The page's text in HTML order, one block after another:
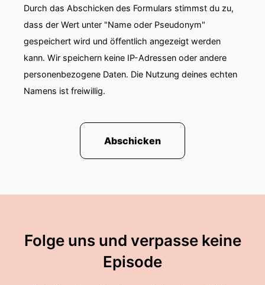
Durch das Abschicken des Formulars stimmst du zu,
dass der Wert unter "Name oder Pseudonym"
gespeichert wird und öffentlich angezeigt werden
kann. Wir speichern keine IP-Adressen oder andere
personenbezogene Daten. Die Nutzung deines echten
Namens ist freiwillig.
Abschicken
Folge uns und verpasse keine
Episode